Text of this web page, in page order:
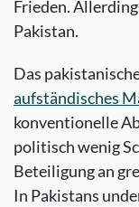
Frieden.
Pakistan.
Das
aufständisches
konventionelle
politisch wenig
Beteiligung an
In Pakistans